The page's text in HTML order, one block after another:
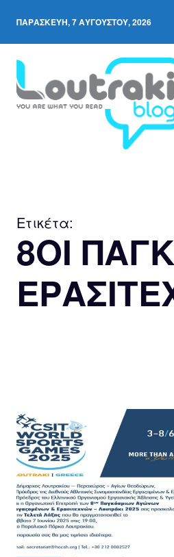
ΠΑΡΑΣΚΕΥΉ, 7 ΑΥΓΟΎΣΤΟΥ, 2026
Ετικέτα:
8ΟΙ